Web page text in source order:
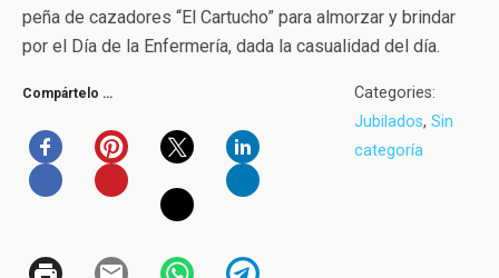
peña de cazadores “El Cartucho” para almorzar y brindar
por el Día de la Enfermería, dada la casualidad del día.
Compártelo …
Categories:
Jubilados, Sin
categoría